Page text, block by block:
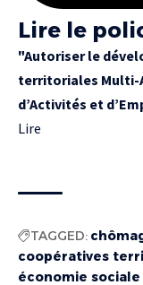
Lire le
"Autoriser le
territoriales Multi-
d’Activités et
Lire
TAGGED:
coopératives
économie